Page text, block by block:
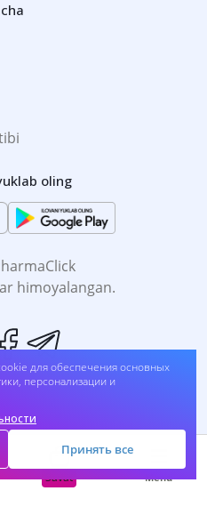
для обеспечения основных
персонализации и
Принять все
oling
himoyalangan.
Savat Menu